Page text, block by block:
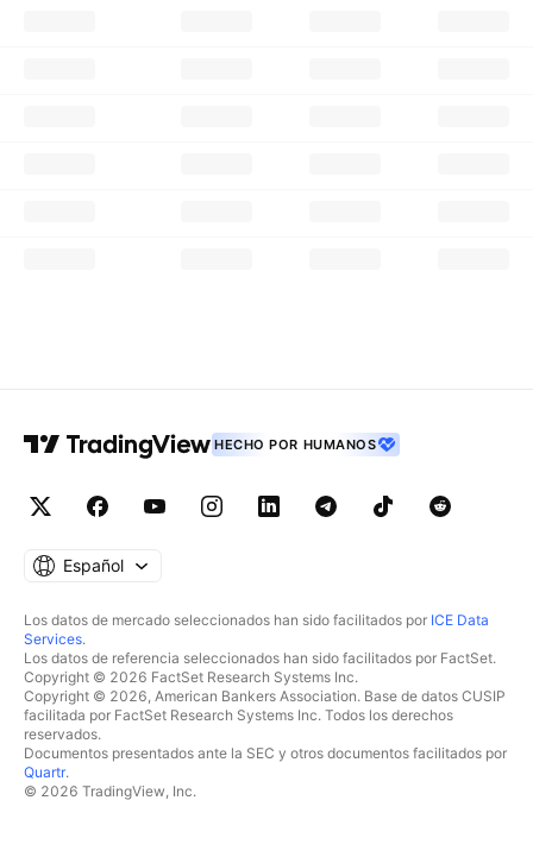
HECHO POR HUMANOS
Español
Los datos de mercado seleccionados han sido facilitados por ICE Data
Services.
Los datos de referencia seleccionados han sido facilitados por FactSet.
Copyright © 2026 FactSet Research Systems Inc.
Copyright © 2026, American Bankers Association. Base de datos CUSIP
facilitada por FactSet Research Systems Inc. Todos los derechos
reservados.
Documentos presentados ante la SEC y otros documentos facilitados por
Quartr.
© 2026 TradingView, Inc.